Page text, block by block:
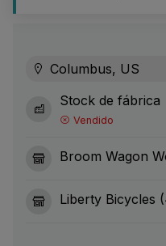
Columbus, US
Stock de fábrica
Vendido
Broom Wagon
Liberty Bicycles